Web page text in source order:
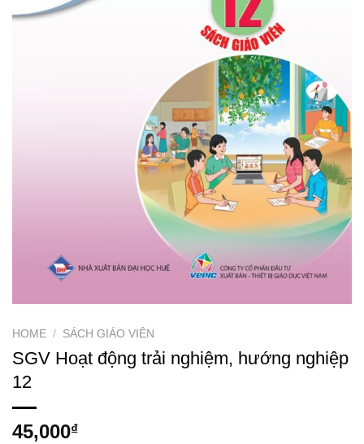
HOME / SÁCH GIÁO VIÊN
SGV Hoạt động trải nghiệm, hướng nghiệp
12
45,000₫